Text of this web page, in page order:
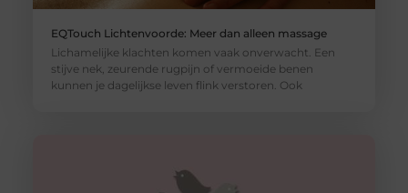
EQTouch Lichtenvoorde: Meer dan alleen massage
Lichamelijke klachten komen vaak onverwacht. Een
stijve nek, zeurende rugpijn of vermoeide benen
kunnen je dagelijkse leven flink verstoren. Ook